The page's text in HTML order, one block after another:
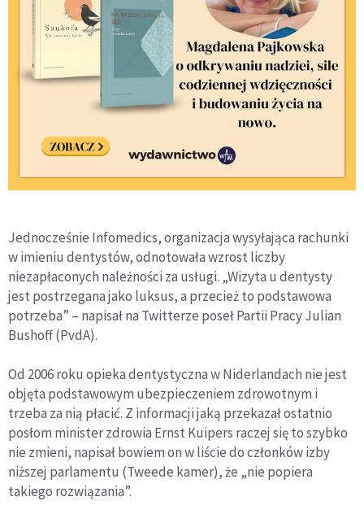
Jednocześnie Infomedics, organizacja wysyłająca rachunki
w imieniu dentystów, odnotowała wzrost liczby
niezapłaconych należności za usługi. „Wizyta u dentysty
jest postrzegana jako luksus, a przecież to podstawowa
potrzeba” – napisał na Twitterze poseł Partii Pracy Julian
Bushoff (PvdA).
Od 2006 roku opieka dentystyczna w Niderlandach nie jest
objęta podstawowym ubezpieczeniem zdrowotnym i
trzeba za nią płacić. Z informacji jaką przekazał ostatnio
posłom minister zdrowia Ernst Kuipers raczej się to szybko
nie zmieni, napisał bowiem on w liście do członków izby
niższej parlamentu (Tweede kamer), że „nie popiera
takiego rozwiązania”.